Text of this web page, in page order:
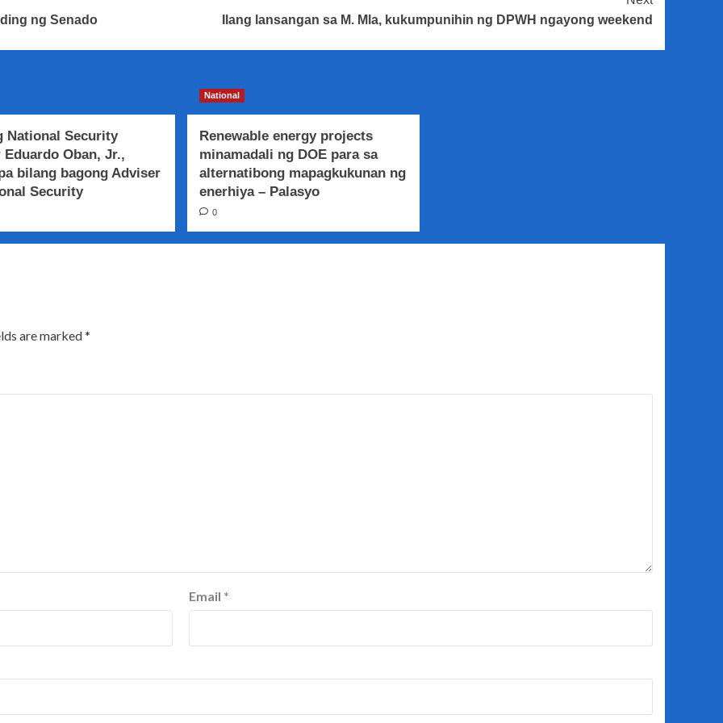
ng Senado
Ilang lansangan sa M. Mla, kukumpunihin ng DPWH ngayong weekend
National Security
Eduardo Oban, Jr.,
bilang bagong Adviser
Security
National
Renewable energy projects
minamadali ng DOE para sa
alternatibong mapagkukunan ng
enerhiya – Palasyo
0
are marked*
Email *